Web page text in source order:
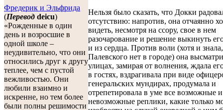
Фредерик и Эльфрида
(Перевод deicu)
«Рожденные в один
день и возросшие в
одной школе –
неудивительно, что они
относились друг к другу
теплее, чем с пустой
вежливостью. Они
любили взаимно и
искренне, но тем более
были полны решимости
Нельзя было сказать, что Докки
отсутствию: напротив, она отчаянно
видеть, несмотря на ссору, свое в нем
разочарование и решение выкинуть
и из сердца. Против воли (хотя и
Палевского нет в городе) она
улицах, замирая от волнения, ждала
в гостях, вздрагивала при виде
генеральских мундирах, продумала и
отрепетировала в уме все возможные и
невозможные реплики, какие только